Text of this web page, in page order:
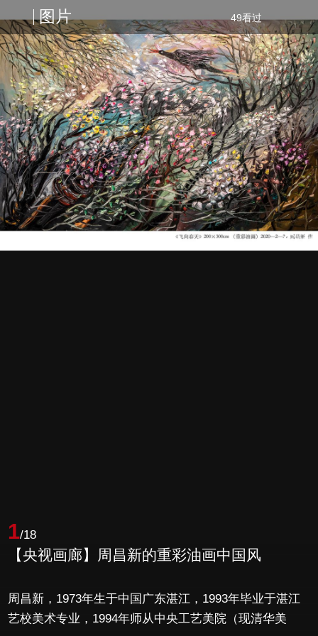
图片 49看过
1/18
【央视画廊】周昌新的重彩油画中国风
周昌新，1973年生于中国广东湛江，1993年毕业于湛江
艺校美术专业，1994年师从中央工艺美院（现清华美